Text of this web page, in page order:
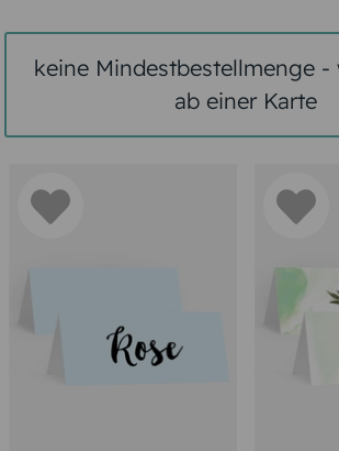
keine Mindestbestellmenge -
ab einer Karte